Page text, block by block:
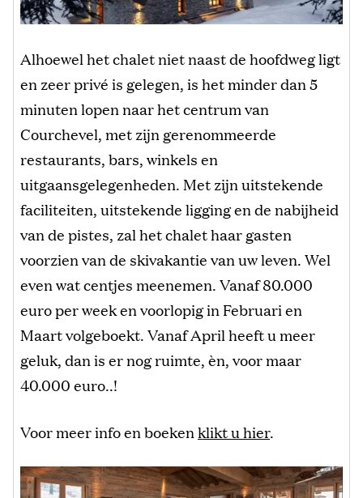
Alhoewel het chalet niet naast de hoofdweg ligt
en zeer privé is gelegen, is het minder dan 5
minuten lopen naar het centrum van
Courchevel, met zijn gerenommeerde
restaurants, bars, winkels en
uitgaansgelegenheden. Met zijn uitstekende
faciliteiten, uitstekende ligging en de nabijheid
van de pistes, zal het chalet haar gasten
voorzien van de skivakantie van uw leven. Wel
even wat centjes meenemen. Vanaf 80.000
euro per week en voorlopig in Februari en
Maart volgeboekt. Vanaf April heeft u meer
geluk, dan is er nog ruimte, èn, voor maar
40.000 euro..!
Voor meer info en boekenklikt u hier.